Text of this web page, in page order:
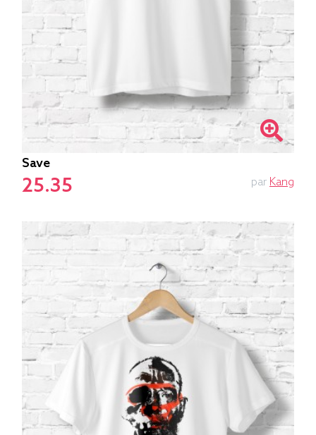
Save
25.35 par Kang